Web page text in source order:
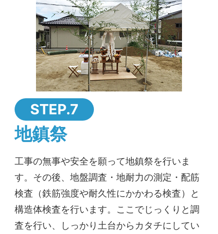
STEP.7
地鎮祭
工事の無事や安全を願って地鎮祭を行いま
す。その後、地盤調査・地耐力の測定・配筋
検査（鉄筋強度や耐久性にかかわる検査）と
構造体検査を行います。ここでじっくりと調
査を行い、しっかり土台からカタチにしてい